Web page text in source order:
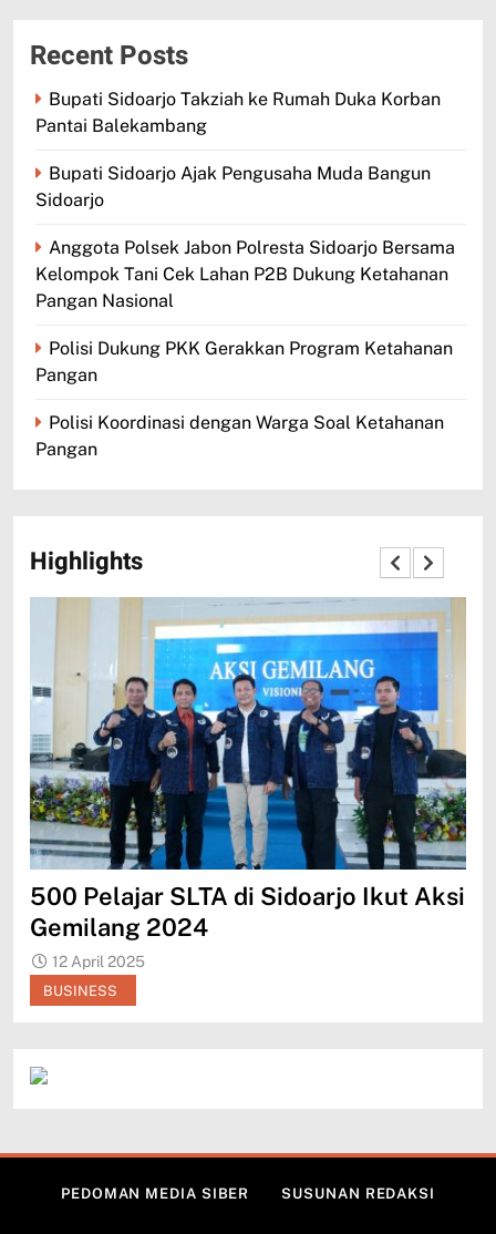
Recent Posts
Bupati Sidoarjo Takziah ke Rumah Duka Korban
Pantai Balekambang
Bupati Sidoarjo Ajak Pengusaha Muda Bangun
Sidoarjo
Anggota Polsek Jabon Polresta Sidoarjo Bersama
Kelompok Tani Cek Lahan P2B Dukung Ketahanan
Pangan Nasional
Polisi Dukung PKK Gerakkan Program Ketahanan
Pangan
Polisi Koordinasi dengan Warga Soal Ketahanan
Pangan
Highlights
BUSINESS
500 Pelajar SLTA di Sidoarjo Ikut Aksi
Gemilang 2024
12 April 2025
PEDOMAN MEDIA SIBER SUSUNAN REDAKSI